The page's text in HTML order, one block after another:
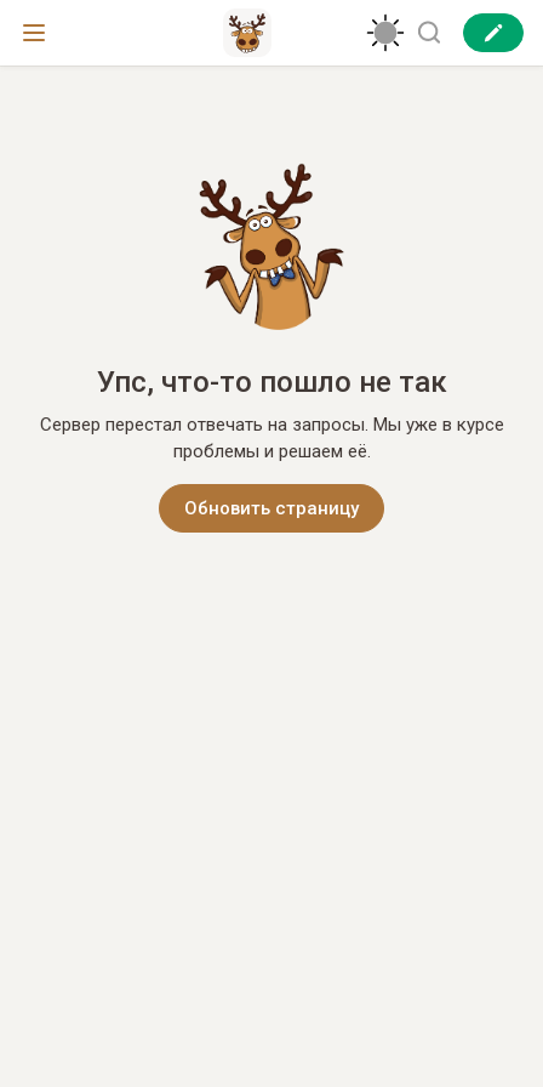
Упс, что-то пошло не так
Сервер перестал отвечать на запросы. Мы уже в курсе
проблемы и решаем её.
Обновить страницу